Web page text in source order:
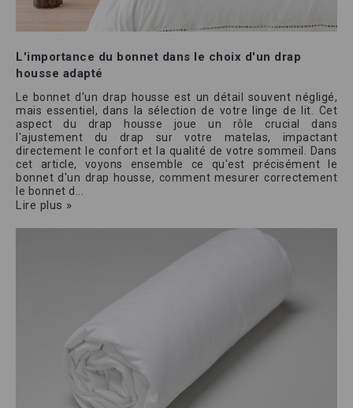
L'importance du bonnet dans le choix d'un drap
housse adapté
Le bonnet d'un drap housse est un détail souvent négligé,
mais essentiel, dans la sélection de votre linge de lit. Cet
aspect du drap housse joue un rôle crucial dans
l'ajustement du drap sur votre matelas, impactant
directement le confort et la qualité de votre sommeil. Dans
cet article, voyons ensemble ce qu'est précisément le
bonnet d'un drap housse, comment mesurer correctement
le bonnet d...
Lire plus »